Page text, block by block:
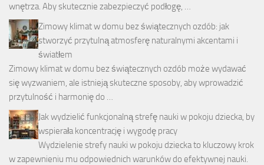
wnętrza. Aby skutecznie zabezpieczyć podłogę, …
Zimowy klimat w domu bez świątecznych ozdób: jak
stworzyć przytulną atmosferę naturalnymi akcentami i
światłem
Zimowy klimat w domu bez świątecznych ozdób może wydawać
się wyzwaniem, ale istnieją skuteczne sposoby, aby wprowadzić
przytulność i harmonię do …
Jak wydzielić funkcjonalną strefę nauki w pokoju dziecka, by
wspierała koncentrację i wygodę pracy
Wydzielenie strefy nauki w pokoju dziecka to kluczowy krok
w zapewnieniu mu odpowiednich warunków do efektywnej nauki.